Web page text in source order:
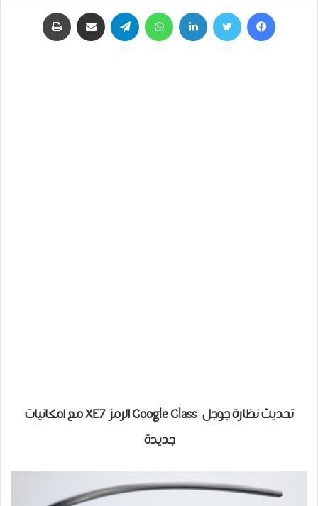
فيسبوك تويتر لينكدإن واتساب تيلقرام مشاركة عبر البريد
تحديث نظارة جوجل Google Glass الرمز XE7 مع امكانيات
جديدة